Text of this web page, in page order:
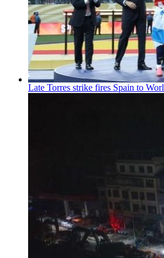
Late Torres strike fires Spain to